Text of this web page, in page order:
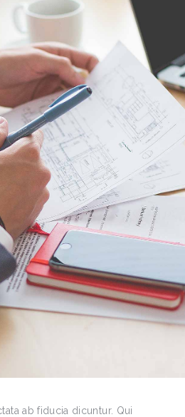
ab fiducia dicuntur. Qui